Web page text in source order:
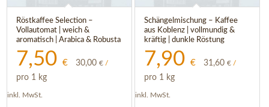
Röstkaffee Selection –
Vollautomat | weich &
aromatisch | Arabica & Robusta
7,50€ 30,00€ /
pro 1 kg
inkl. MwSt.
Schängelmischung – Kaffee
aus Koblenz | vollmundig &
kräftig | dunkle Röstung
7,90 € 31,60 €/
pro 1 kg
inkl. MwSt.